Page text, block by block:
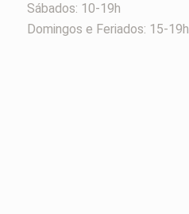
Sábados: 10-19h
Domingos e Feriados: 15-19h